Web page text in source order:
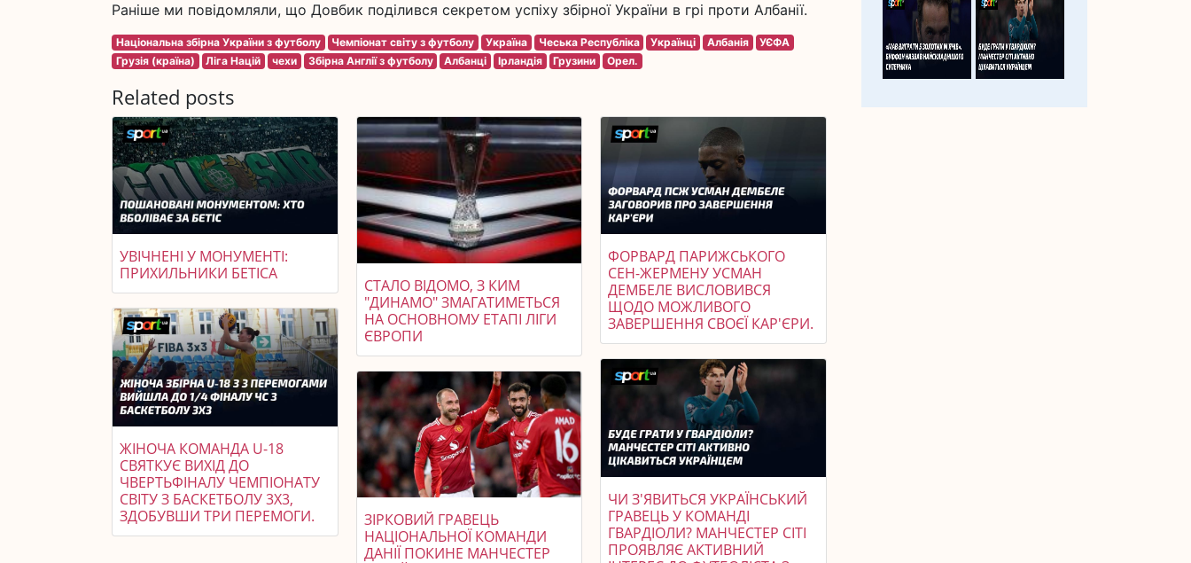
Раніше ми повідомляли, що Довбик поділився секретом успіху збірної України в грі проти Албанії.
Національна збірна України з футболу Чемпіонат світу з футболу Україна Чеська Республіка Українці Албанія
УЄФА
Грузія (країна)
Ліга Націй чехи Збірна Англії з футболу Албанці Ірландія Грузини Орел.
Related posts
УВІЧНЕНІ У МОНУМЕНТІ:
ПРИХИЛЬНИКИ БЕТІСА
ЖІНОЧА КОМАНДА U-18
СВЯТКУЄ ВИХІД ДО
ЧВЕРТЬФІНАЛУ ЧЕМПІОНАТУ
СВІТУ З БАСКЕТБОЛУ 3X3,
ЗДОБУВШИ ТРИ ПЕРЕМОГИ.
СТАЛО ВІДОМО, З КИМ
"ДИНАМО" ЗМАГАТИМЕТЬСЯ
НА ОСНОВНОМУ ЕТАПІ ЛІГИ
ЄВРОПИ
ЗІРКОВИЙ ГРАВЕЦЬ
НАЦІОНАЛЬНОЇ КОМАНДИ
ДАНІЇ ПОКИНЕ МАНЧЕСТЕР
ФОРВАРД ПАРИЖСЬКОГО
СЕН-ЖЕРМЕНУ УСМАН
ДЕМБЕЛЕ ВИСЛОВИВСЯ
ЩОДО МОЖЛИВОГО
ЗАВЕРШЕННЯ СВОЄЇ КАР'ЄРИ.
ЧИ З'ЯВИТЬСЯ УКРАЇНСЬКИЙ
ГРАВЕЦЬ У КОМАНДІ
ГВАРДІОЛИ? МАНЧЕСТЕР СІТІ
ПРОЯВЛЯЄ АКТИВНИЙ